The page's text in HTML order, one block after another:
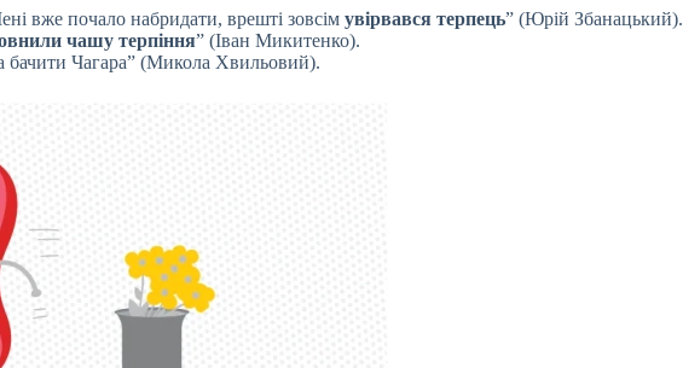
вже почало набридати, врешті зовсім увірвався терпець” (Юрій Збанацький).
чашу терпіння” (Іван Микитенко).
бачити Чагара” (Микола Хвильовий).